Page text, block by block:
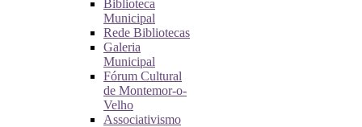
Biblioteca
Municipal
Rede Bibliotecas
Galeria
Municipal
Fórum Cultural
de Montemor-o-
Velho
Associativismo